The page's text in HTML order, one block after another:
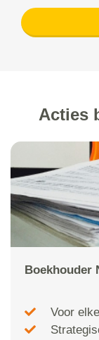
Acties
Boekhouder
Voor